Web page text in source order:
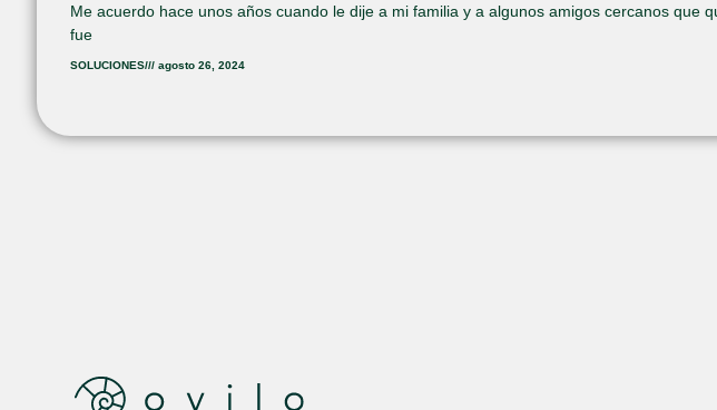
Me acuerdo hace unos años cuando le dije a mi familia y a algunos amigos cercanos que
fue
SOLUCIONES/// agosto 26, 2024